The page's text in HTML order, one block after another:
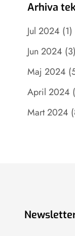
Arhiva
Jul 2024 (1)
Jun 2024 (3)
Maj 2024
April 2024
Mart 2024